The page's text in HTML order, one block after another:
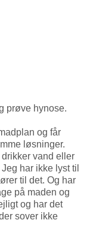
prøve hynose.
og får
løsninger.
vand eller
har ikke lyst til
til det. Og har
på maden og
og har det
sover ikke